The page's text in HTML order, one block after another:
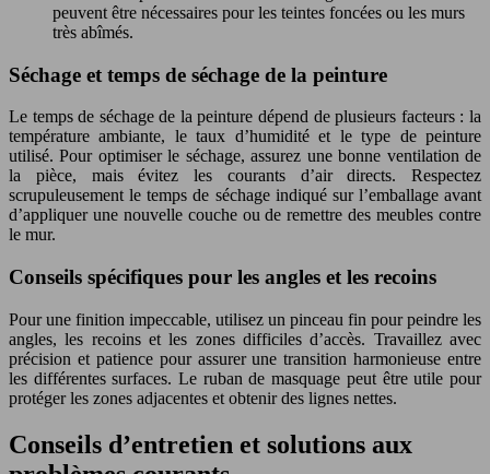
peuvent être nécessaires pour les teintes foncées ou les murs
très abîmés.
Séchage et temps de séchage de la peinture
Le temps de séchage de la peinture dépend de plusieurs facteurs : la
température ambiante, le taux d’humidité et le type de peinture
utilisé. Pour optimiser le séchage, assurez une bonne ventilation de
la pièce, mais évitez les courants d’air directs. Respectez
scrupuleusement le temps de séchage indiqué sur l’emballage avant
d’appliquer une nouvelle couche ou de remettre des meubles contre
le mur.
Conseils spécifiques pour les angles et les recoins
Pour une finition impeccable, utilisez un pinceau fin pour peindre les
angles, les recoins et les zones difficiles d’accès. Travaillez avec
précision et patience pour assurer une transition harmonieuse entre
les différentes surfaces. Le ruban de masquage peut être utile pour
protéger les zones adjacentes et obtenir des lignes nettes.
Conseils d’entretien et solutions aux